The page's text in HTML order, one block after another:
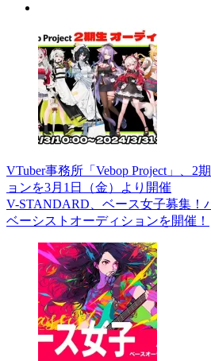
VTuber事務所「Vebop Project」、2
ョンを3月1日（金）より開催
V-STANDARD、ベース女子募集！
ベーシストオーディションを開催！